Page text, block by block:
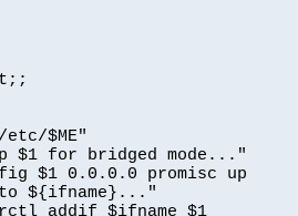
$ME"
$1 for bridged mode..."
$1 0.0.0.0 promisc up
to ${ifname}..."
addif $ifname $1